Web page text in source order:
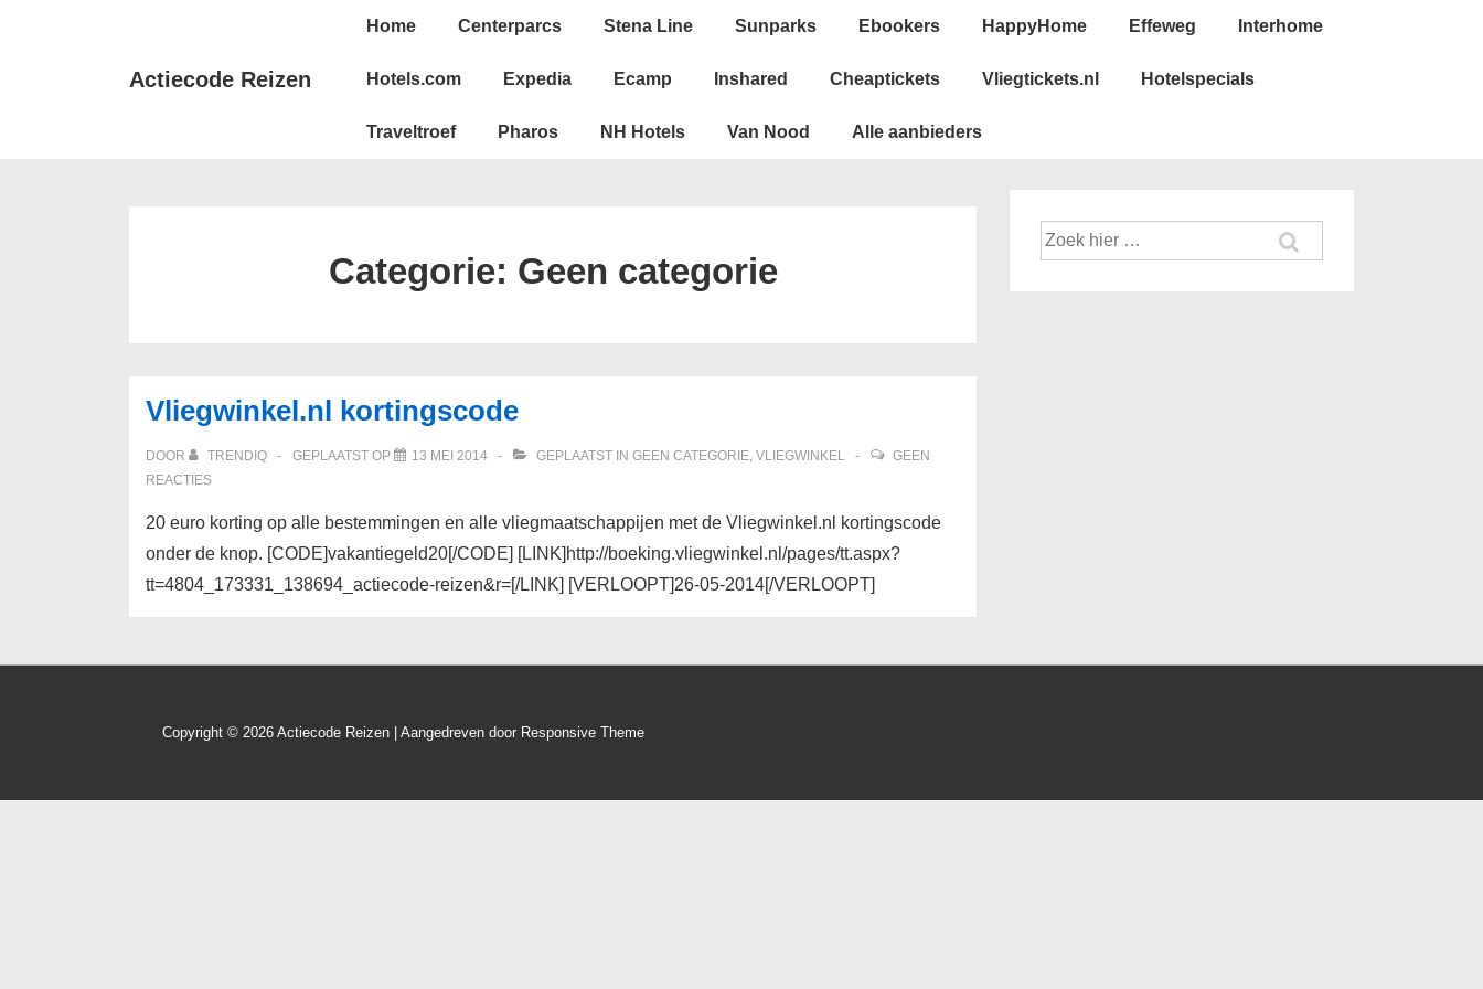
Actiecode Reizen
Hoofd
Home Centerparcs Stena Line Sunparks Ebookers HappyHome Effeweg Interhome
Hotels.com Expedia Ecamp Inshared Cheaptickets Vliegtickets.nl Hotelspecials
Traveltroef Pharos NH Hotels Van Nood Alle aanbieders
Categorie: Geen categorie
Vliegwinkel.nl kortingscode
DOOR TRENDIQ GEPLAATST OP 13 MEI 2014 GEPLAATST IN GEEN CATEGORIE, VLIEGWINKEL
GEEN
REACTIES
20 euro korting op alle bestemmingen en alle vliegmaatschappijen met de Vliegwinkel.nl kortingscode
onder de knop. [CODE]vakantiegeld20[/CODE] [LINK]http://boeking.vliegwinkel.nl/pages/tt.aspx?
tt=4804_173331_138694_actiecode-reizen&r=[/LINK] [VERLOOPT]26-05-2014[/VERLOOPT]
Zoek
naar:
Copyright © 2026 Actiecode Reizen | Aangedreven door Responsive Theme